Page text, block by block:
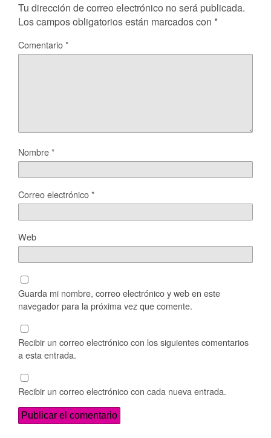
Tu dirección de correo electrónico no será publicada.
Los campos obligatorios están marcados con *
Comentario*
Nombre*
Correo electrónico*
Web
Guarda mi nombre, correo electrónico y web en este
navegador para la próxima vez que comente.
Recibir un correo electrónico con los siguientes comentarios
a esta entrada.
Recibir un correo electrónico con cada nueva entrada.